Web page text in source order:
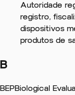
Autoridade
registro,
dispositivos
produtos de
B
BEPBiological